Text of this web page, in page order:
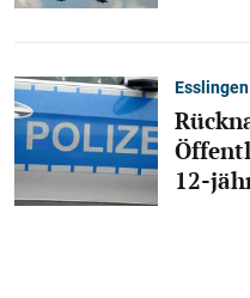
Esslingen
12-